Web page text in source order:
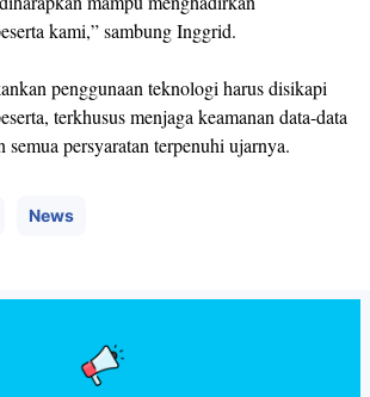
kami,” sambung Inggrid.
penggunaan teknologi harus disikapi
terkhusus menjaga keamanan data-data
semua persyaratan terpenuhi ujarnya.
News